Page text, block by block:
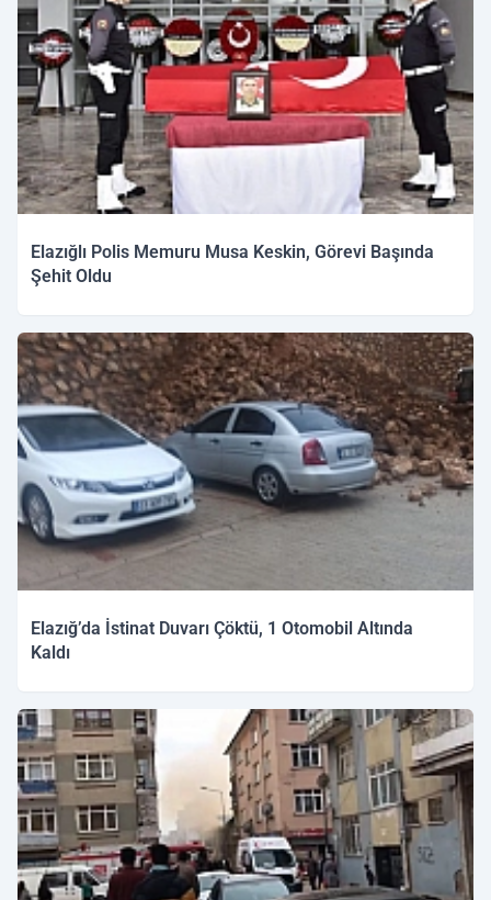
Elazığlı Polis Memuru Musa Keskin, Görevi Başında
Şehit Oldu
Elazığ’da İstinat Duvarı Çöktü, 1 Otomobil Altında
Kaldı